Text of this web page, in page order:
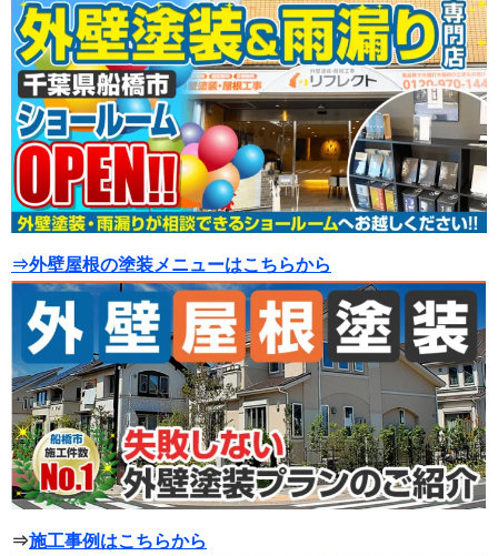
⇒外壁屋根の塗装メニューはこちらから
⇒施工事例はこちらから